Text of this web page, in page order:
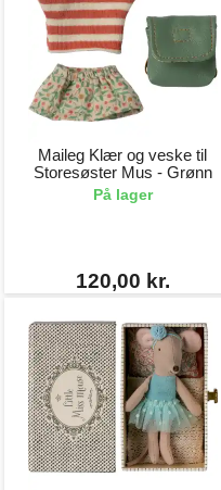
Maileg Klær og veske til
Storesøster Mus - Grønn
På lager
120,00 kr.